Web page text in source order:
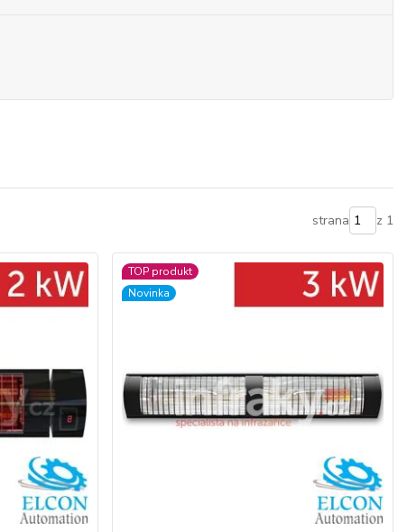
strana z 1
TOP produkt
Novinka